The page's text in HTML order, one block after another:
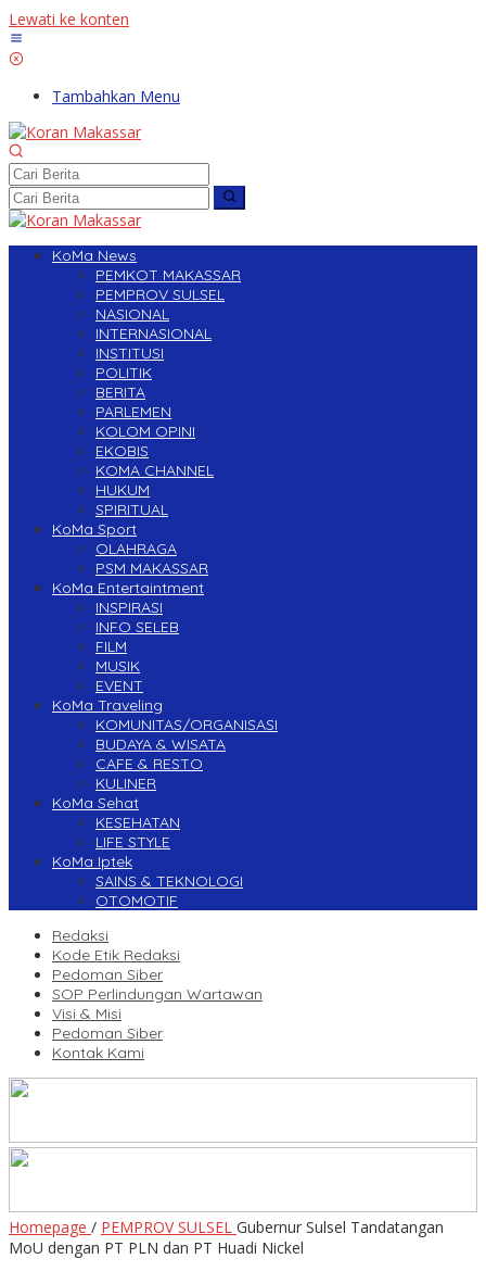
Lewati ke konten
Tambahkan Menu
KoMa News
PEMKOT MAKASSAR
PEMPROV SULSEL
NASIONAL
INTERNASIONAL
INSTITUSI
POLITIK
BERITA
PARLEMEN
KOLOM OPINI
EKOBIS
KOMA CHANNEL
HUKUM
SPIRITUAL
KoMa Sport
OLAHRAGA
PSM MAKASSAR
KoMa Entertaintment
INSPIRASI
INFO SELEB
FILM
MUSIK
EVENT
KoMa Traveling
KOMUNITAS/ORGANISASI
BUDAYA & WISATA
CAFE & RESTO
KULINER
KoMa Sehat
KESEHATAN
LIFE STYLE
KoMa Iptek
SAINS & TEKNOLOGI
OTOMOTIF
Redaksi
Kode Etik Redaksi
Pedoman Siber
SOP Perlindungan Wartawan
Visi & Misi
Pedoman Siber
Kontak Kami
Homepage / PEMPROV SULSEL Gubernur Sulsel Tandatangan
MoU dengan PT PLN dan PT Huadi Nickel